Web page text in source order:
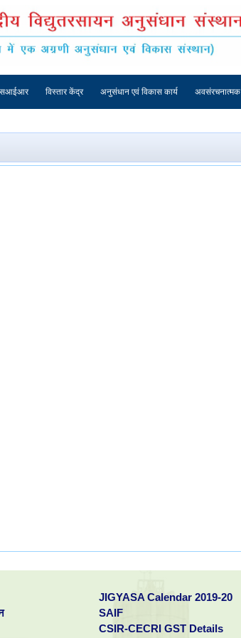
विस्तार केंद्र अनुसंधान एवं विकास कार्य अवसंरचनात्मक
JIGYASA Calendar 2019-20
SAIF
CSIR-CECRI GST Details